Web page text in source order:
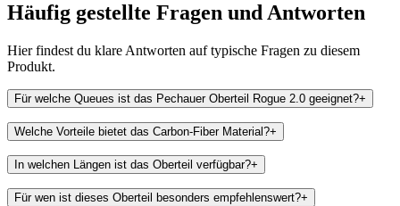
Häufig gestellte Fragen undAntworten
Hier findest du klare Antworten auf typische Fragen zu diesem
Produkt.
Für welche Queues ist das Pechauer Oberteil Rogue 2.0 geeignet?+
Welche Vorteile bietet das Carbon-Fiber Material?+
In welchen Längen ist das Oberteil verfügbar?+
Für wen ist dieses Oberteil besonders empfehlenswert?+